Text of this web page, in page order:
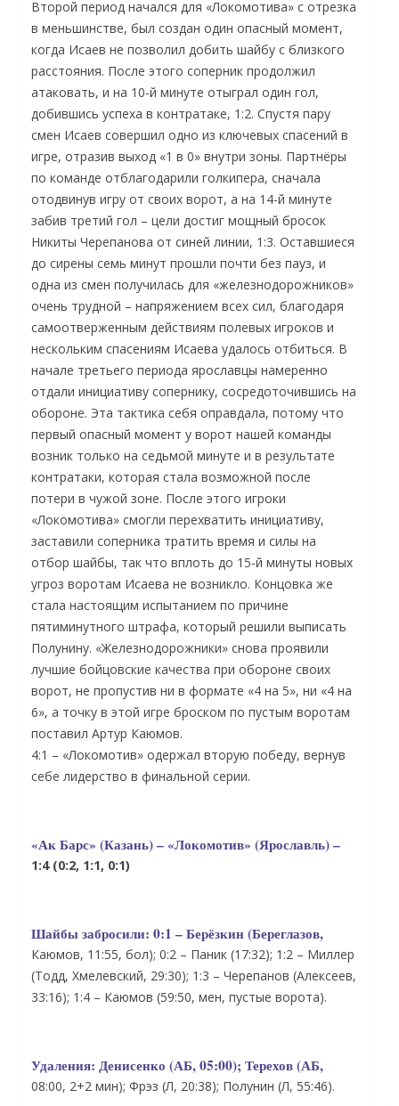
Второй период начался для «Локомотива» с отрезка
в меньшинстве, был создан один опасный момент,
когда Исаев не позволил добить шайбу с близкого
расстояния. После этого соперник продолжил
атаковать, и на 10-й минуте отыграл один гол,
добившись успеха в контратаке, 1:2. Спустя пару
смен Исаев совершил одно из ключевых спасений в
игре, отразив выход «1 в 0» внутри зоны. Партнёры
по команде отблагодарили голкипера, сначала
отодвинув игру от своих ворот, а на 14-й минуте
забив третий гол – цели достиг мощный бросок
Никиты Черепанова от синей линии, 1:3. Оставшиеся
до сирены семь минут прошли почти без пауз, и
одна из смен получилась для «железнодорожников»
очень трудной – напряжением всех сил, благодаря
самоотверженным действиям полевых игроков и
нескольким спасениям Исаева удалось отбиться. В
начале третьего периода ярославцы намеренно
отдали инициативу сопернику, сосредоточившись на
обороне. Эта тактика себя оправдала, потому что
первый опасный момент у ворот нашей команды
возник только на седьмой минуте и в результате
контратаки, которая стала возможной после
потери в чужой зоне. После этого игроки
«Локомотива» смогли перехватить инициативу,
заставили соперника тратить время и силы на
отбор шайбы, так что вплоть до 15-й минуты новых
угроз воротам Исаева не возникло. Концовка же
стала настоящим испытанием по причине
пятиминутного штрафа, который решили выписать
Полунину. «Железнодорожники» снова проявили
лучшие бойцовские качества при обороне своих
ворот, не пропустив ни в формате «4 на 5», ни «4 на
6», а точку в этой игре броском по пустым воротам
поставил Артур Каюмов.
4:1 – «Локомотив» одержал вторую победу, вернув
себе лидерство в финальной серии.
«Ак Барс» (Казань) – «Локомотив» (Ярославль) –
1:4 (0:2, 1:1, 0:1)
Шайбы забросили: 0:1 – Берёзкин (Береглазов,
Каюмов, 11:55, бол); 0:2 – Паник (17:32); 1:2 – Миллер
(Тодд, Хмелевский, 29:30); 1:3 – Черепанов (Алексеев,
33:16); 1:4 – Каюмов (59:50, мен, пустые ворота).
Удаления: Денисенко (АБ, 05:00); Терехов (АБ,
08:00, 2+2 мин); Фрэз (Л, 20:38); Полунин (Л, 55:46).